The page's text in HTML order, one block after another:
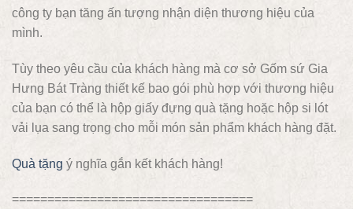
công ty bạn tăng ấn tượng nhận diện thương hiệu của
mình.
Tùy theo yêu cầu của khách hàng mà cơ sở Gốm sứ Gia
Hưng Bát Tràng thiết kế bao gói phù hợp với thương hiệu
của bạn có thể là hộp giấy đựng quà tặng hoặc hộp si lót
vải lụa sang trọng cho mỗi món sản phẩm khách hàng đặt.
Quà tặng ý nghĩa gắn kết khách hàng!
==================================